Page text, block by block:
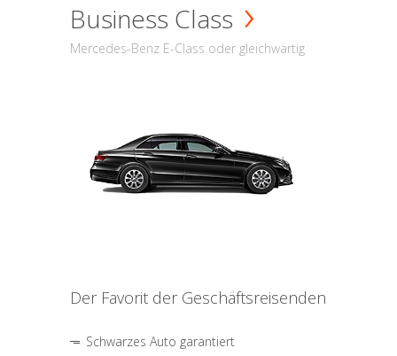
Business Class
Mercedes-Benz E-Class oder gleichwärtig
Der Favorit der Geschäftsreisenden
Schwarzes Auto garantiert